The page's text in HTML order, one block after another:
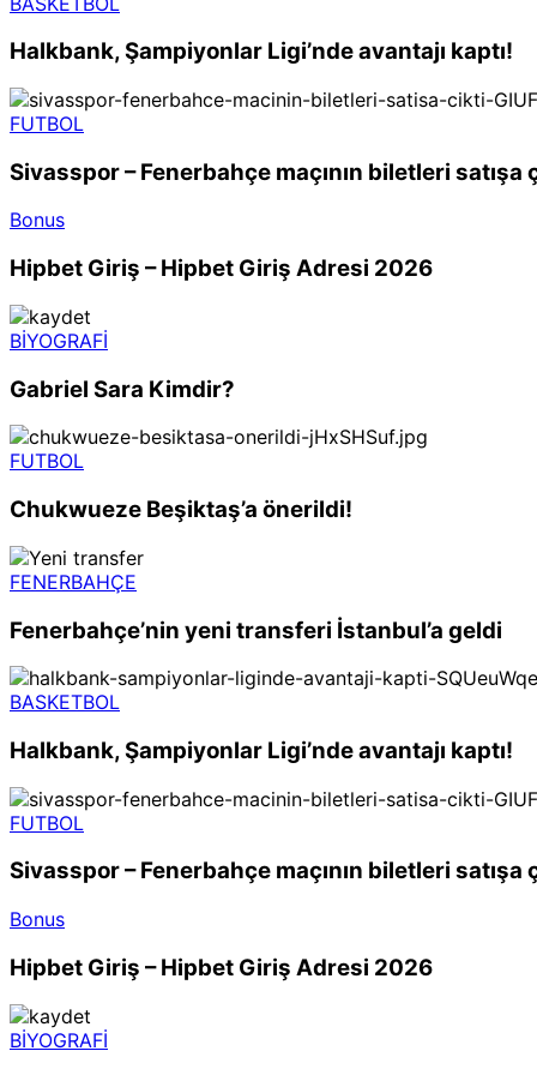
Halkbank, Şampiyonlar Ligi’nde avantajı kaptı!
FUTBOL
Sivasspor – Fenerbahçe maçının biletleri satışa
Bonus
Hipbet Giriş – Hipbet Giriş Adresi 2026
BİYOGRAFİ
Gabriel Sara Kimdir?
FUTBOL
Chukwueze Beşiktaş’a önerildi!
FENERBAHÇE
Fenerbahçe’nin yeni transferi İstanbul’a geldi
BASKETBOL
Halkbank, Şampiyonlar Ligi’nde avantajı kaptı!
FUTBOL
Sivasspor – Fenerbahçe maçının biletleri satışa
Bonus
Hipbet Giriş – Hipbet Giriş Adresi 2026
BİYOGRAFİ